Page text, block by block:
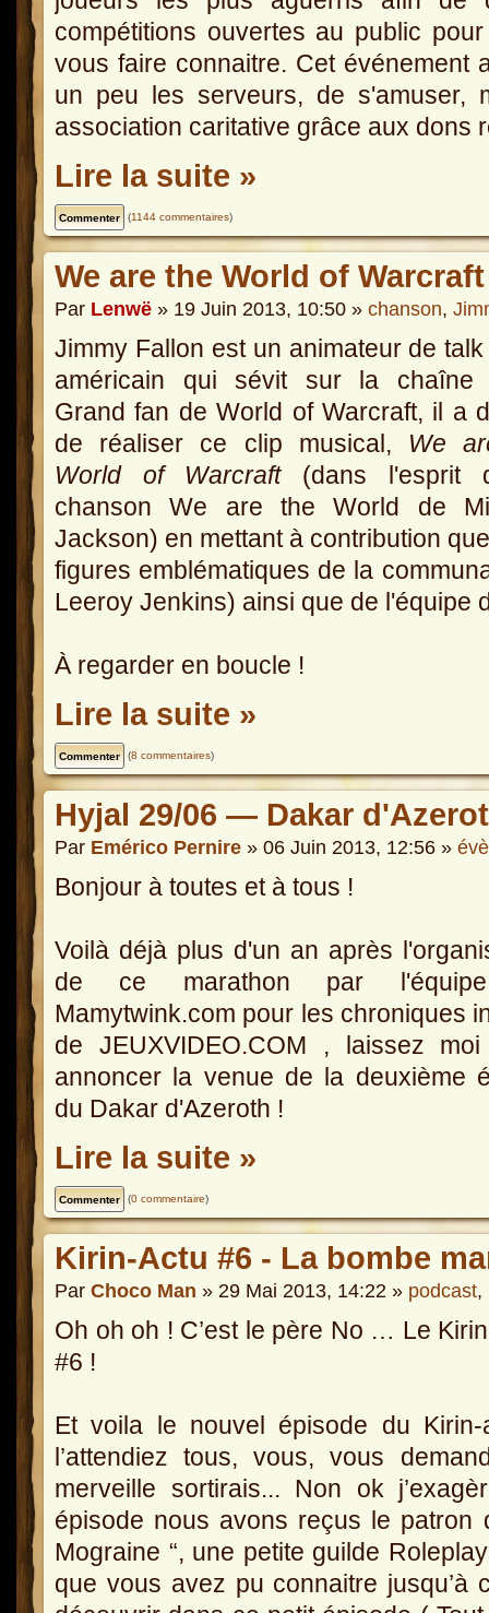
compétitions ouvertes au public
vous faire connaitre. Cet événement
un peu les serveurs, de s'amuser,
association caritative grâce aux dons
Lire la suite »
(1144 commentaires)
We are the World of Warcraft
Par Lenwë » 19 Juin 2013, 10:50 » chanson,
Jimmy Fallon est un animateur de
américain qui sévit sur la chaîne
Grand fan de World of Warcraft, il a
de réaliser ce clip musical, We
World of Warcraft(dans l'esprit
chanson We are the World de
Jackson) en mettant à contribution
figures emblématiques de la
Leeroy Jenkins) ainsi que de l'équipe
À regarder en boucle !
Lire la suite »
(8 commentaires)
Hyjal 29/06 — Dakar
Par Emérico Pernire » 06 Juin 2013, 12:56 »
Bonjour à toutes et à tous !
Voilà déjà plus d'un an après
de ce marathon par
Mamytwink.com pour les chroniques
de JEUXVIDEO.COM , laissez
annoncer la venue de la deuxième
du Dakar d'Azeroth !
Lire la suite »
(0 commentaire)
Kirin-Actu #6 - La bombe
Par Choco Man » 29 Mai 2013, 14:22 » podcast,
Oh oh oh ! C’est le père No … Le
#6 !
Et voila le nouvel épisode du
l’attendiez tous, vous, vous
merveille sortirais... Non ok
épisode nous avons reçus le patron
Mograine “, une petite guilde
que vous avez pu connaitre